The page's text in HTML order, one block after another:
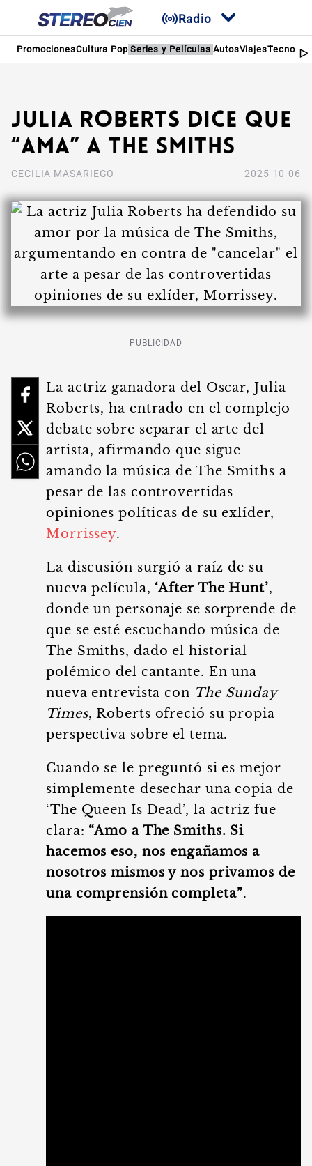
Radio
PromocionesCultura Pop Series y Películas AutosViajes
Julia Roberts dice que
“ama” a The Smiths
CECILIA MASARIEGO 2025-10-06
PUBLICIDAD
La actriz ganadora del Oscar, Julia
Roberts, ha entrado en el complejo
debate sobre separar el arte del
artista, afirmando que sigue
amando la música de The Smiths a
pesar de las controvertidas
opiniones políticas de su exlíder,
Morrissey.
La discusión surgió a raíz de su
nueva película, ‘After The Hunt’,
donde un personaje se sorprende de
que se esté escuchando música de
The Smiths, dado el historial
polémico del cantante. En una
nueva entrevista con The Sunday
Times, Roberts ofreció su propia
perspectiva sobre el tema.
Cuando se le preguntó si es mejor
simplemente desechar una copia de
‘The Queen Is Dead’, la actriz fue
clara: “Amo a The Smiths. Si
hacemos eso, nos engañamos a
nosotros mismos y nos privamos de
una comprensión completa”.